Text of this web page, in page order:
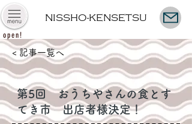
NISSHO-KENSETSU
open!
< 記事一覧へ
第5回 おうちやさんの食とす
てき市 出店者様決定！